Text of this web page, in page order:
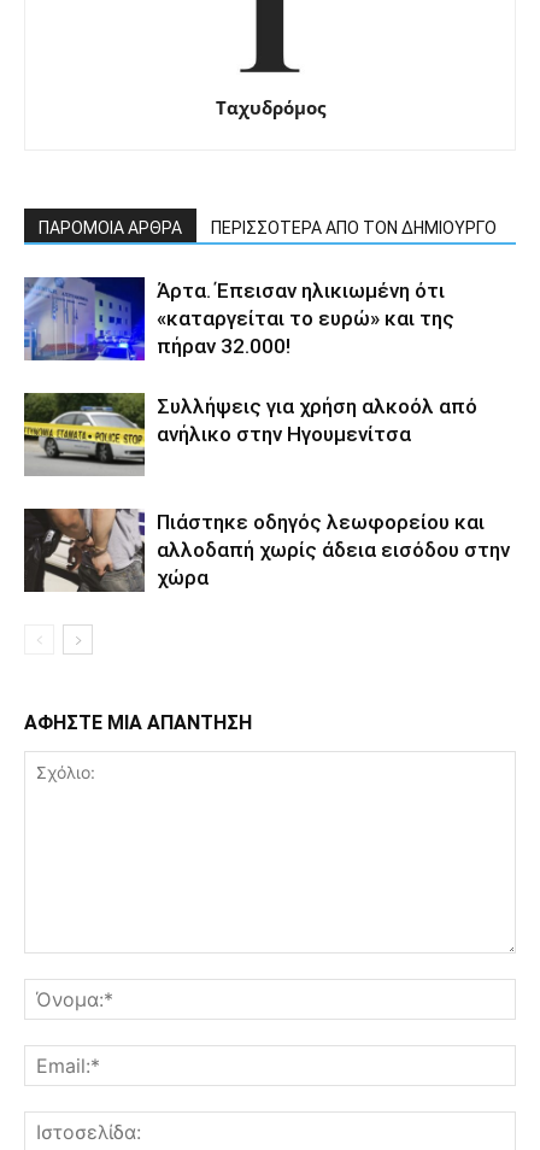
Ταχυδρόμος
ΠΑΡΟΜΟΙΑ ΑΡΘΡΑ ΠΕΡΙΣΣΟΤΕΡΑ ΑΠΟ ΤΟΝ ΔΗΜΙΟΥΡΓΟ
Άρτα. Έπεισαν ηλικιωμένη ότι
«καταργείται το ευρώ» και της
πήραν 32.000!
Συλλήψεις για χρήση αλκοόλ από
ανήλικο στην Ηγουμενίτσα
Πιάστηκε οδηγός λεωφορείου και
αλλοδαπή χωρίς άδεια εισόδου στην
χώρα
ΑΦΗΣΤΕ ΜΙΑ ΑΠΑΝΤΗΣΗ